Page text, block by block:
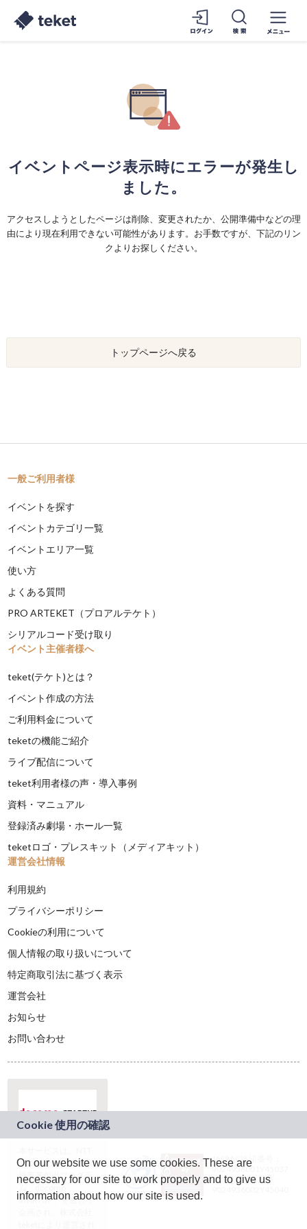
イベントページ表示時にエラーが発生し
ました。
アクセスしようとしたページは削除、変更されたか、公開準備中などの理
由により現在利用できない可能性があります。お手数ですが、下記のリン
クよりお探しください。
トップページへ戻る
一般ご利用者様
イベントを探す
イベントカテゴリ一覧
イベントエリア一覧
使い方
よくある質問
PRO ARTEKET（プロアルテケト）
シリアルコード受け取り
イベント主催者様へ
teket(テケト)とは？
イベント作成の方法
ご利用料金について
teketの機能ご紹介
ライブ配信について
teket利用者様の声・導入事例
資料・マニュアル
登録済み劇場・ホール一覧
teketロゴ・プレスキット（メディアキット）
運営会社情報
利用規約
プライバシーポリシー
Cookieの利用について
個人情報の取り扱いについて
特定商取引法に基づく表示
運営会社
お知らせ
お問い合わせ
ドコモグループの新
規事業創出プログラ
ム「docomo
STARTUP」を通じて
JASRAC許諾番号：
9024936001Y45037
JASRAC許諾番号：
On our website we use some cookies. These are
necessary for our site to work properly and to give us
information about how our site is used.